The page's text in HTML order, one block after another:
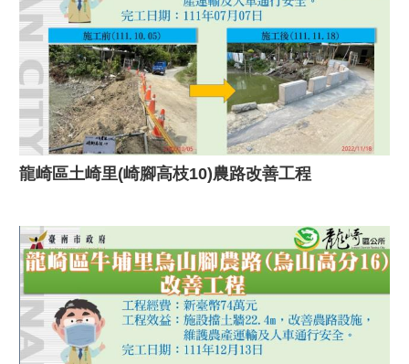
龍崎區土崎里(崎腳高枝10)農路改善工程